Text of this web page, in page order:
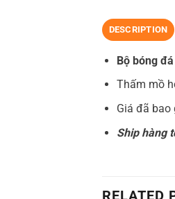
DESCRIPTION
Bộ bóng
Thấm mồ
Giá đã bao
Ship hàng